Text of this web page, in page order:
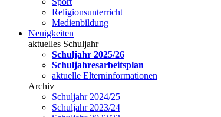
Religionsunterricht
Medienbildung
Neuigkeiten
aktuelles Schuljahr
Schuljahr 2025/26
Schuljahresarbeitsplan
aktuelle Elterninformationen
Archiv
Schuljahr 2024/25
Schuljahr 2023/24